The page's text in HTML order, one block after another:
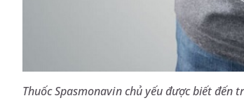
Thuốc Spasmonavin chủ yếu được biết